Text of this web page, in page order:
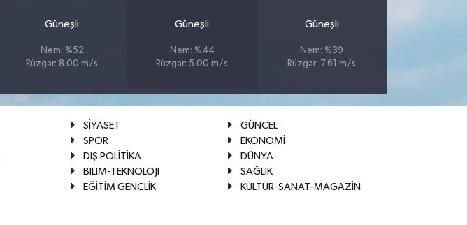
Güneşli
Nem: %52
Rüzgar: 8.00 m/s
Güneşli
Nem: %44
Rüzgar: 5.00 m/s
Güneşli
Nem: %39
Rüzgar: 7.61 m/s
SİYASET
GÜNCEL
SPOR
EKONOMİ
DIŞ POLİTİKA
DÜNYA
BİLİM-TEKNOLOJİ
SAĞLIK
EĞİTİM GENÇLİK
KÜLTÜR-SANAT-MAGAZİN